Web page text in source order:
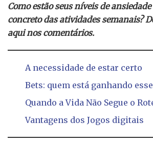
Como estão seus níveis de
concreto das atividades semanais?
aqui nos comentários.
A necessidade de estar certo
Bets: quem está ganhando
Quando a Vida Não Segue o
Vantagens dos Jogos digitais